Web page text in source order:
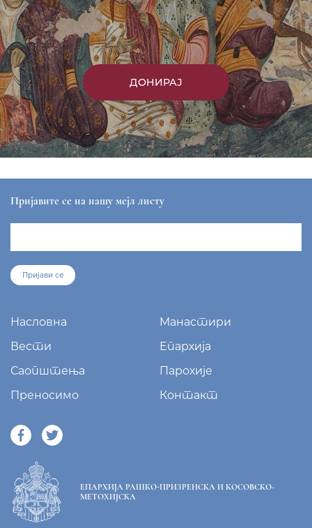
ДОНИРАЈ
Пријавите се на нашу мејл листу
Пријави се
Насловна
Манастири
Вести
Епархија
Саопштења
Парохије
Преносимо
Контакт
ЕПАРХИЈА РАШКО-ПРИЗРЕНСКА И КОСОВСКО-
МЕТОХИЈСКА